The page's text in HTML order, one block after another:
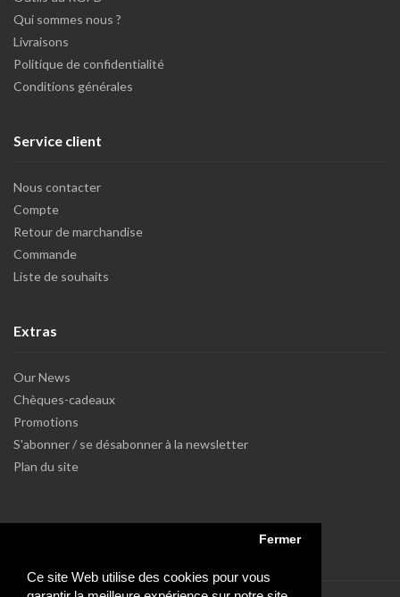
Ce site Web utilise des cookies pour vous
Fermer
Qui sommes nous ?
Livraisons
Politique de confidentialité
Conditions générales
Service client
Nous contacter
Compte
Retour de marchandise
Commande
Liste de souhaits
Extras
Our News
Chèques-cadeaux
Promotions
S'abonner / se désabonner à la newsletter
Plan du site